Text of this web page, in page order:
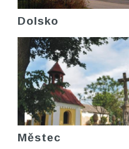
Dolsko
Městec